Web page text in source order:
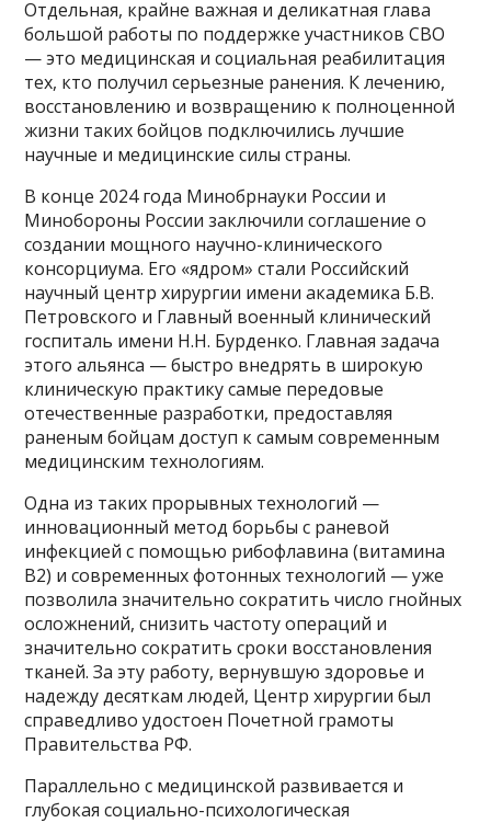
Отдельная, крайне важная и деликатная глава
большой работы по поддержке участников СВО
— это медицинская и социальная реабилитация
тех, кто получил серьезные ранения. К лечению,
восстановлению и возвращению к полноценной
жизни таких бойцов подключились лучшие
научные и медицинские силы страны.
В конце 2024 года Минобрнауки России и
Минобороны России заключили соглашение о
создании мощного научно-клинического
консорциума. Его «ядром» стали Российский
научный центр хирургии имени академика Б.В.
Петровского и Главный военный клинический
госпиталь имени Н.Н. Бурденко. Главная задача
этого альянса — быстро внедрять в широкую
клиническую практику самые передовые
отечественные разработки, предоставляя
раненым бойцам доступ к самым современным
медицинским технологиям.
Одна из таких прорывных технологий —
инновационный метод борьбы с раневой
инфекцией с помощью рибофлавина (витамина
В2) и современных фотонных технологий — уже
позволила значительно сократить число гнойных
осложнений, снизить частоту операций и
значительно сократить сроки восстановления
тканей. За эту работу, вернувшую здоровье и
надежду десяткам людей, Центр хирургии был
справедливо удостоен Почетной грамоты
Правительства РФ.
Параллельно с медицинской развивается и
глубокая социально-психологическая